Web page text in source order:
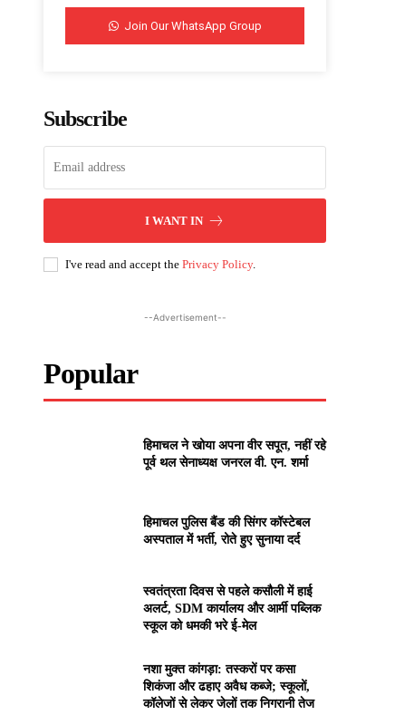
Join Our WhatsApp Group
Subscribe
I WANT IN
I've read and accept thePrivacy Policy.
--Advertisement--
Popular
हिमाचल ने खोया अपना वीर सपूत, नहीं रहे
पूर्व थल सेनाध्यक्ष जनरल वी. एन. शर्मा
हिमाचल पुलिस बैंड की सिंगर कॉस्टेबल
अस्पताल में भर्ती, रोते हुए सुनाया दर्द
स्वतंत्रता दिवस से पहले कसौली में हाई
अलर्ट, SDM कार्यालय और आर्मी पब्लिक
स्कूल को धमकी भरे ई-मेल
नशा मुक्त कांगड़ा: तस्करों पर कसा
शिकंजा और ढहाए अवैध कब्जे; स्कूलों,
कॉलेजों से लेकर जेलों तक निगरानी तेज